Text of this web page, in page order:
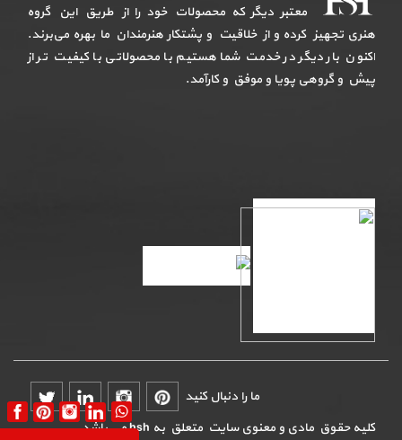
معتبر دیگر که محصولات خود را از طریق این گروه
هنری تجهیز کرده و از خلاقیت و پشتکار هنرمندان ما بهره می‌برند.
اکنون بار دیگر در خدمت شما هستیم با محصولاتی با کیفیت تر از
پیش و گروهی پویا و موفق و کارآمد.
ما را دنبال کنید
کلیه حقوق مادی و معنوی سایت متعلق به hsh می باشد